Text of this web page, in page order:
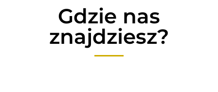
Gdzie nas
znajdziesz?